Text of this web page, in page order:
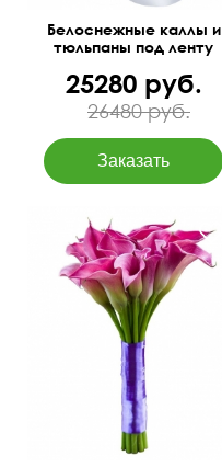
Белоснежные каллы и
тюльпаны под ленту
25280 руб.
26480 руб.
45 см